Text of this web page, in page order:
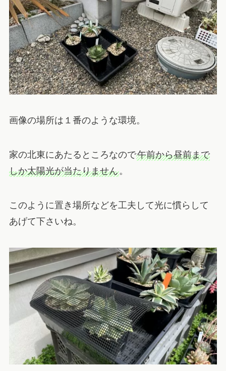
画像の場所は１番のような環境。
家の北東にあたるところなので午前から昼前まで
しか太陽光が当たりません。
このように置き場所などを工夫して光に慣らして
あげて下さいね。